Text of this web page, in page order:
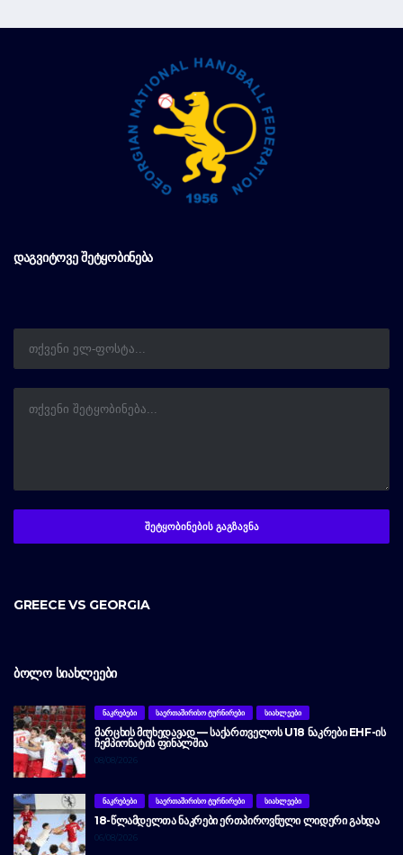
ᲓᲐᲒᲕᲘᲢᲝᲕᲔ ᲨᲔᲢᲧᲝᲑᲘᲜᲔᲑᲐ
GREECE VS GEORGIA
ᲑᲝᲚᲝ ᲡᲘᲐᲮᲚᲔᲔᲑᲘ
ᲜᲐᲙᲠᲔᲑᲔᲑᲘ ᲡᲐᲔᲠᲗᲐᲨᲘᲠᲘᲡᲝ ᲢᲣᲠᲜᲘᲠᲔᲑᲘ ᲡᲘᲐᲮᲚᲔᲔᲑᲘ
ᲛᲐᲠᲪᲮᲘᲡ ᲛᲘᲣᲮᲔᲓᲐᲕᲐᲓ — ᲡᲐᲥᲐᲠᲗᲕᲔᲚᲝᲡ U18 ᲜᲐᲙᲠᲔᲑᲘ EHF-ᲘᲡ
ᲩᲔᲛᲞᲘᲝᲜᲐᲢᲘᲡ ᲤᲘᲜᲐᲚᲨᲘᲐ
08/08/2026
ᲜᲐᲙᲠᲔᲑᲔᲑᲘ ᲡᲐᲔᲠᲗᲐᲨᲘᲠᲘᲡᲝ ᲢᲣᲠᲜᲘᲠᲔᲑᲘ ᲡᲘᲐᲮᲚᲔᲔᲑᲘ
18-ᲬᲚᲐᲛᲓᲔᲚᲗᲐ ᲜᲐᲙᲠᲔᲑᲘ ᲔᲠᲗᲞᲘᲠᲝᲕᲜᲣᲚᲘ ᲚᲘᲓᲔᲠᲘ ᲒᲐᲮᲓᲐ
06/08/2026